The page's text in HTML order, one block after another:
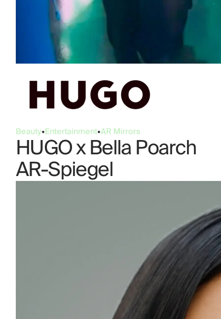
Beauty•Entertainment•AR Mirrors
HUGO x Bella Poarch
AR-Spiegel